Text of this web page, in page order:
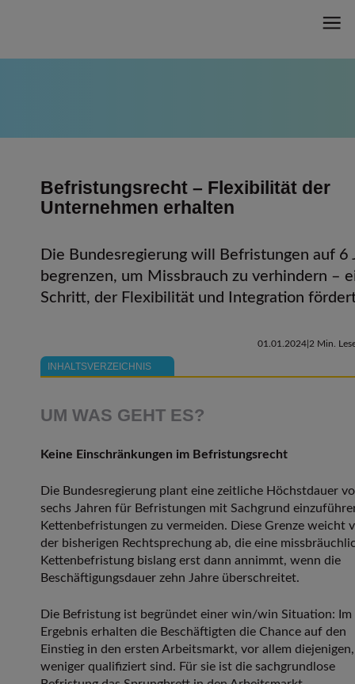
Befristungsrecht – Flexibilität der
Unternehmen erhalten
Die Bundesregierung will Befristungen auf 6
begrenzen, um Missbrauch zu verhindern –
Schritt, der Flexibilität und Integration
INHALTSVERZEICHNIS
01.01.2024 2 Min.
UM WAS GEHT ES?
Keine Einschränkungen im Befristungsrecht
Die Bundesregierung plant eine zeitliche Höchstdauer
sechs Jahren für Befristungen mit Sachgrund
Kettenbefristungen zu vermeiden. Diese Grenze weicht
der bisherigen Rechtsprechung ab, die eine
Kettenbefristung bislang erst dann annimmt, wenn die
Beschäftigungsdauer zehn Jahre überschreitet.
Die Befristung ist begründet einer win/win Situation: Im
Ergebnis erhalten die Beschäftigten die Chance auf den
Einstieg in den ersten Arbeitsmarkt, vor allem
weniger qualifiziert sind. Für sie ist die sachgrundlose